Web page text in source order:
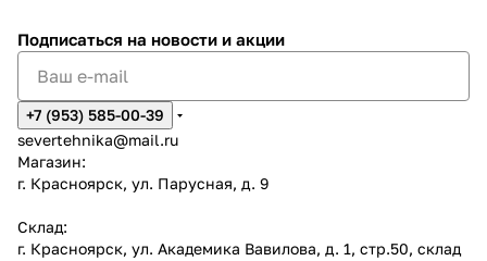
Подписаться на новости и акции
+7 (953) 585-00-39
severtehnika@mail.ru
Магазин:
г. Красноярск, ул. Парусная, д. 9
Склад:
г. Красноярск, ул. Академика Вавилова, д. 1, стр.50, склад